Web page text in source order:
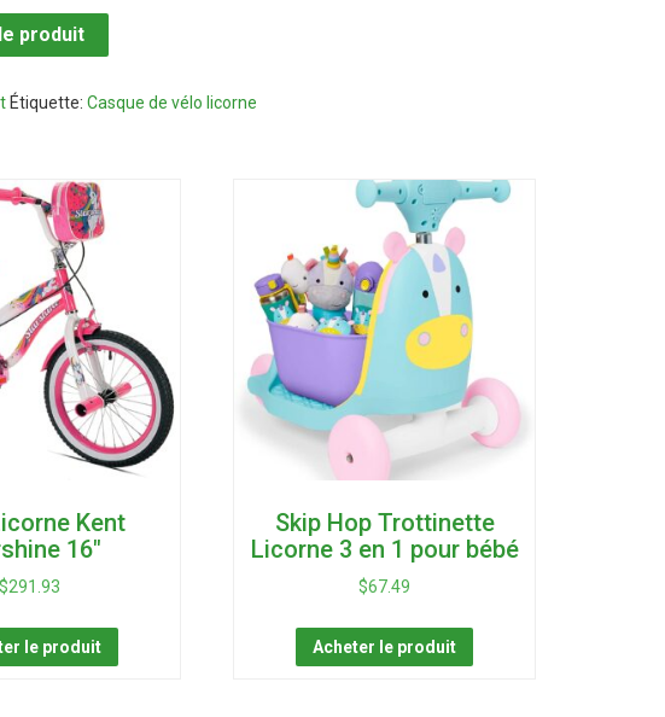
produit
Étiquette: Casque de vélo licorne
Kent
16″
$291.93
le produit
Skip Hop Trottinette
Licorne 3 en 1 pour bébé
$67.49
Acheter le produit